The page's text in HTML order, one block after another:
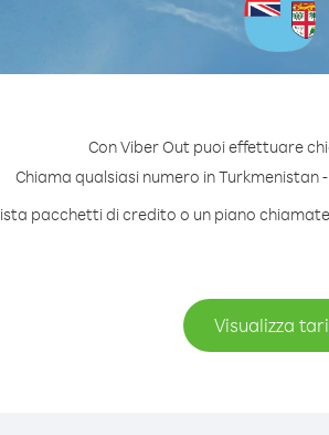
Con Viber Out puoi effettuare
Chiama qualsiasi numero in Turkmenistan
pacchetti di credito o un piano
Visualizza